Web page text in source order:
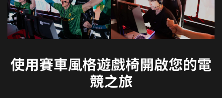
使用賽車風格遊戲椅開啟您的電
競之旅